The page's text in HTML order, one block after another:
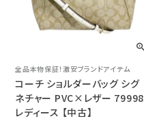
全品本物保証！激安ブランドアイテム
コーチ ショルダーバッグ シグ
ネチャー PVC×レザー 79998
レディース 【中古】